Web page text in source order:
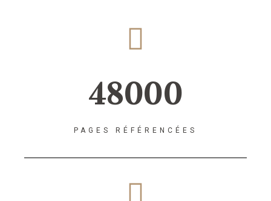
48000
PAGES RÉFÉRENCÉES